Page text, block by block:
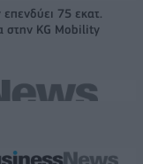
75 εκατ.
στην KG Mobility